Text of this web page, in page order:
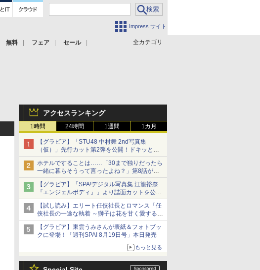
Impress サイト
全カテゴリ
無料 フェア セール
アクセスランキング
1時間 24時間 1週間 1カ月
【グラビア】「STU48 中村舞 2nd写真集
（仮）」先行カット第2弾を公開！ドキッとす
るランジェリーカットなど新たな挑戦
ホテルですることは……「30まで独りだったら
一緒に暮らそうって言ったよね？」第8話が無
料公開。一緒にお風呂！
【グラビア】「SPA!デジタル写真集 江籠裕奈
『エンジェルボディ』」より誌面カットを公
開！
【試し読み】エリート任侠社長とロマンス「任
侠社長の一途な執着 ～獅子は花を甘く愛する
～」をメチャコミで先行配信開始
【グラビア】東雲うみさんが表紙＆フォトブッ
クに登場！「週刊SPA! 8月19日号」本日発売
もっと見る